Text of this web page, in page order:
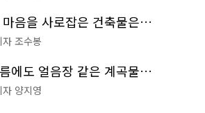
나의 마음을 사로잡은 건축물은? '서울시 건축상' 수상작 공개!
조수봉
한여름에도 얼음장 같은 계곡물! 서울 '진관사 계곡'이 천국이네~
양지영